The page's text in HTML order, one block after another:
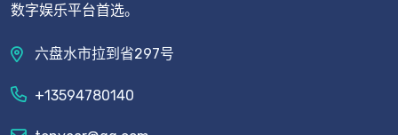
数字娱乐平台首选。
六盘水市拉到省297号
+13594780140